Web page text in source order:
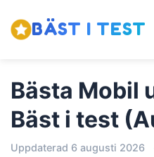
BÄST I TEST
Bästa Mobil
Bäst i test
Uppdaterad 6 augusti 2026